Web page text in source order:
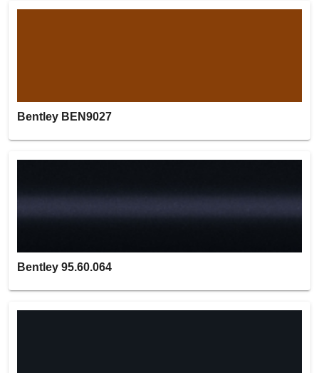
Bentley BEN9027
Bentley 95.60.064